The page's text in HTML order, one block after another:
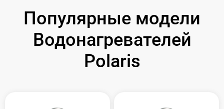
Популярные модели
Водонагревателей
Polaris